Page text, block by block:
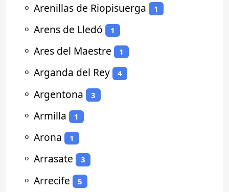
⚬ Arenillas de Riopisuerga 1
⚬ Arens de Lledó 1
⚬ Ares del Maestre 1
⚬ Arganda del Rey 4
⚬ Argentona 3
⚬ Armilla 1
⚬ Arona 1
⚬ Arrasate 3
⚬ Arrecife 5